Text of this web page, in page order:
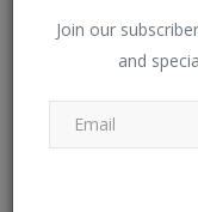
Join our
and